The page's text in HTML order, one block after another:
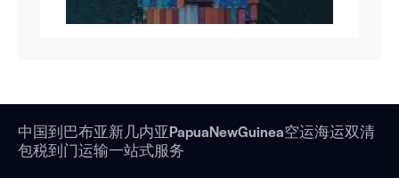
中国到巴布亚新几内亚PapuaNewGuinea空运海运双清
包税到门运输一站式服务